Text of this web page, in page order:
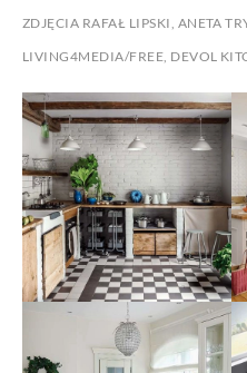
ZDJĘCIA RAFAŁ LIPSKI, ANETA
LIVING4MEDIA/FREE, DEVOL